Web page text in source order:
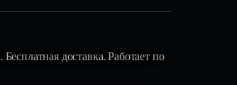
доставка. Работает по